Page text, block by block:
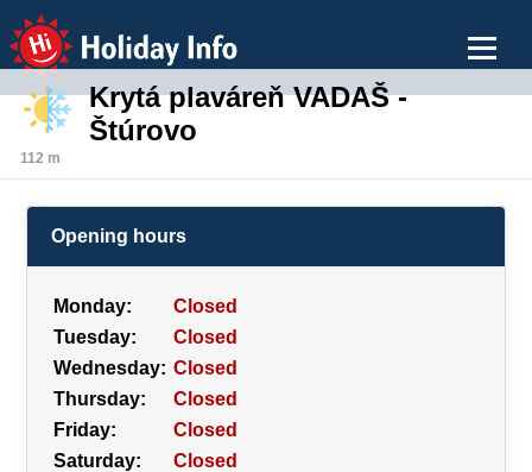
Holiday Info
Krytá plaváreň VADAŠ -
Štúrovo
112 m
Opening hours
Monday:
Closed
Tuesday:
Closed
Wednesday: Closed
Thursday:
Closed
Friday:
Closed
Saturday:
Closed